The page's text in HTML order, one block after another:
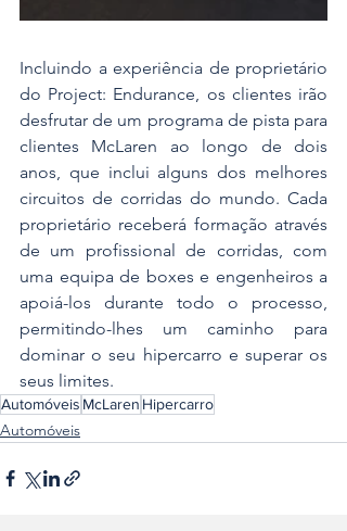
Incluindo a experiência de proprietário
do Project: Endurance, os clientes irão
desfrutar de um programa de pista para
clientes McLaren ao longo de dois
anos, que inclui alguns dos melhores
circuitos de corridas do mundo. Cada
proprietário receberá formação através
de um profissional de corridas, com
uma equipa de boxes e engenheiros a
apoiá-los durante todo o processo,
permitindo-lhes um caminho para
dominar o seu hipercarro e superar os
seus limites.
Automóveis McLaren Hipercarro
Automóveis